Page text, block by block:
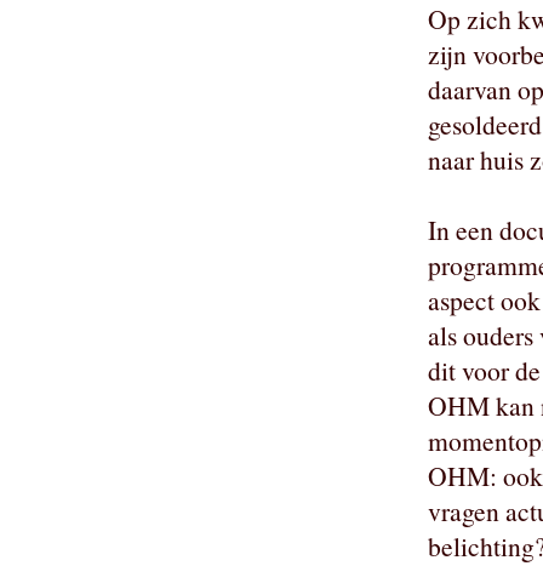
Op zich
zijn
daarvan
naar huis
In een
aspect
als
dit voor
OHM kan
OHM:
vragen